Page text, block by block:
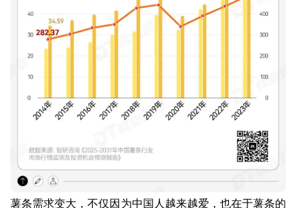
薯条需求变大，不仅因为中国人越来越爱，也在于薯条的